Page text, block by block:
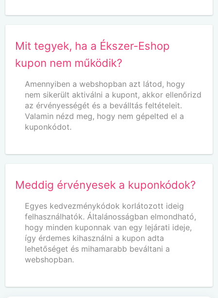
Mit tegyek, ha a Ékszer-Eshop
kupon nem működik?
Amennyiben a webshopban azt látod, hogy
nem sikerült aktiválni a kupont, akkor ellenőrizd
az érvényességét és a beválltás feltételeit.
Valamin nézd meg, hogy nem gépelted el a
kuponkódot.
Meddig érvényesek a kuponkódok?
Egyes kedvezménykódok korlátozott ideig
felhasználhatók. Általánosságban elmondható,
hogy minden kuponnak van egy lejárati ideje,
így érdemes kihasználni a kupon adta
lehetőséget és mihamarabb beváltani a
webshopban.